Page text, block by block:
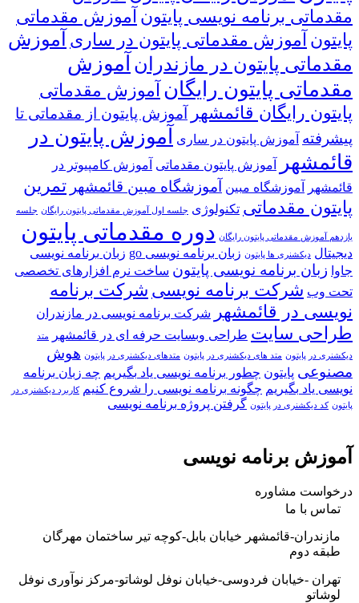
مقدماتی برنامه نویسی پایتون آموزش مقدماتی
پایتون آموزش مقدماتی پایتون در ساری آموزش
مقدماتی پایتون در مازندران آموزش
مقدماتی پایتون رایگان آموزش مقدماتی
پایتون رایگان قائمشهر آموزش پایتون از مقدماتی تا
پیشرفته آموزش پایتون در ساری آموزش پایتون در
قائمشهر
آموزش پایتون مقدماتی آموزش کامپیوتر در
قائمشهر
آموزشگاه مبین آموزشگاه مبین قائمشهر تمرین
پایتون مقدماتی تکنولوژی جلسه اول آموزش مقدماتی پایتون رایگان جلسه
یازدهم آموزش مقدماتی پایتون رایگان دوره مقدماتی پایتون
دیجیتال دیکشنری ها پایتون زبان برنامه نویسی go
زبان برنامه نویسی
جاوا زبان برنامه نویسی پایتون ساخت نرم افزارهای تخصصی
تحت وب شرکت برنامه نویسی شرکت برنامه
نویسی در قائمشهر
شرکت برنامه نویسی در مازندران
طراحی سایت طراحی وبسایت حرفه ای در قائمشهر متد
دیکشنری در پایتون متد های دیکشنری در پایتون متدهای دیکشنری در پایتون هوش
مصنوعی پایتون چطور برنامه نویسی یاد بگیریم چه زبان برنامه
نویسی یاد بگیریم چگونه برنامه نویسی را شروع کنیم کاربرد دیکشنری در
پایتون کد دیکشنری در پایتون گرفتن پروژه برنامه نویسی
آموزش برنامه نویسی
درخواست مشاوره
تماس با ما
مازندران-قائمشهر خیابان بابل-کوچه تیر ساختمان مهرگان
طبقه دوم
تهران -خیابان فردوسی-خیابان نوفل لوشاتو-مرکز نوآوری نوفل
لوشاتو